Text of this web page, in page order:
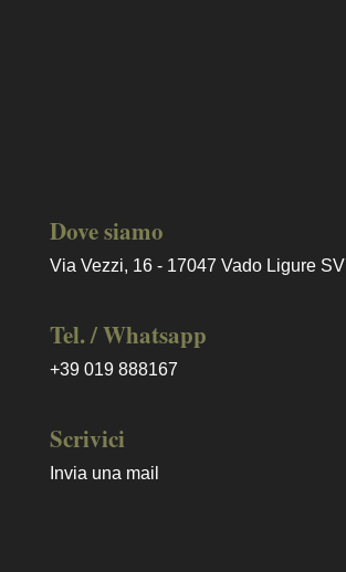
Dove siamo
Via Vezzi, 16 - 17047 Vado Ligure SV
Tel. / Whatsapp
+39 019 888167
Scrivici
Invia una mail